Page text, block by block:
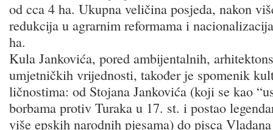
od cca 4 ha. Ukupna veličina posjeda, nakon
redukcija u agrarnim reformama i
ha.
Kula Jankovića, pored ambijentalnih,
umjetničkih vrijednosti, također je spomenik
ličnostima: od Stojana Jankovića (koji se kao
borbama protiv Turaka u 17. st. i postao
više epskih narodnih pjesama) do pisca